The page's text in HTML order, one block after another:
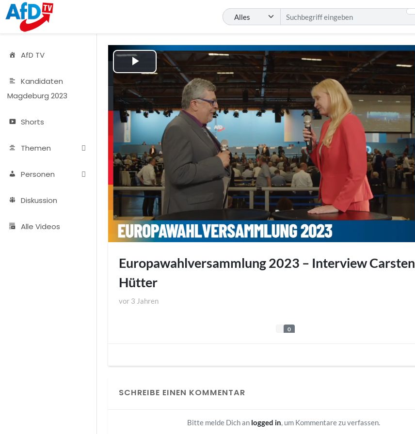
AfD TV
Kandidaten
Magdeburg 2023
Shorts
Themen
Personen
Diskussion
Alle Videos
Play
Video
Europawahlversammlung 2023 – Interview Carsten
Hütter
vor 3 Jahren
0
SCHREIBE EINEN KOMMENTAR
Bitte melde Dich an logged in, um Kommentare zu verfassen.